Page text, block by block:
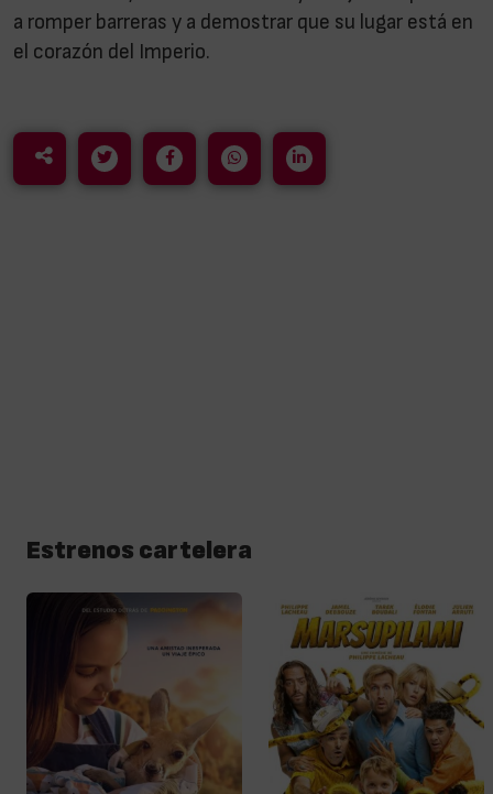
a romper barreras y a demostrar que su lugar está en
el corazón del Imperio.
Estrenos cartelera